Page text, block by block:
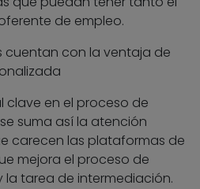
de empleo.
cuentan con la ventaja de
clave en el proceso de
suma así la atención
carecen las plataformas de
mejora el proceso de
la tarea de intermediación.